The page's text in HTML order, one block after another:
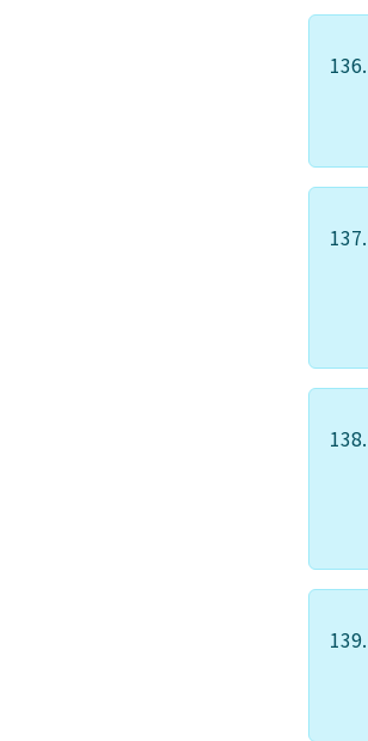
136.
137.
138.
139.